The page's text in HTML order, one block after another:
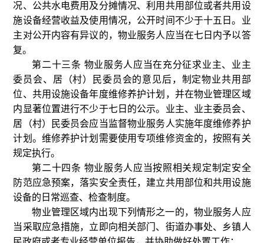
况、公共水电费用及分摊情况、利用共用部位或者共用设
施设备经营收益及使用情况，公开时间不少于十五日。业
主对公开内容有异议的，物业服务人应当在七日内予以答
复。
第二十三条 物业服务人应当在充分征求业主、业主
委员会、居（村）民委员会的意见后，制定物业共用部
位、共用设施设备年度维修养护计划，并在物业管理区域
内显著位置进行不少于七日的公示。业主、业主委员会、
居（村）民委员会应当监督物业服务人实施年度维修养护
计划。维修养护计划需要使用专项维修资金的，按照有关
规定执行。
第二十四条 物业服务人应当按照相关规定制定安全
防范应急预案，落实安全责任，建立共用部位和共用设施
设备的日常巡查、检查制度。
物业管理区域内出现下列情形之一的，物业服务人应
当采取应急措施，立即向相关部门、街道办事处、乡镇人